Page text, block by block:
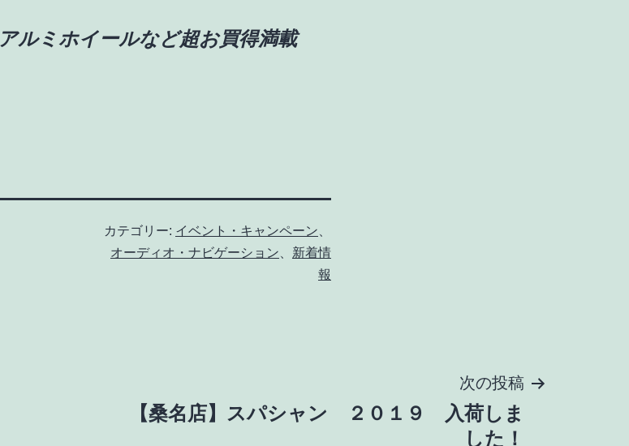
ルミホイールなど超お買得満載
カテゴリー: イベント・キャンペーン、
オーディオ・ナビゲーション、 新着情
報
次の投稿
【桑名店】スパシャン ２０１９ 入荷しま
した！